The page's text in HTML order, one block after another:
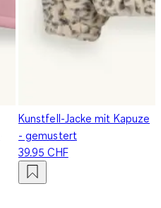
Kunstfell-Jacke mit Kapuze
- gemustert
39.95 CHF